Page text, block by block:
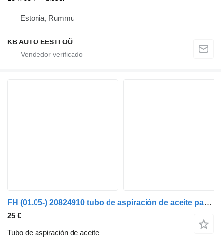
Estonia, Rummu
KB AUTO EESTI OÜ
FH (01.05-) 20824910 tubo de aspiración de aceite para Volvo FH12, FH16, NH12, FH, VNL780 (1993-2014) cabeza tractora
25 €
Tubo de aspiración de aceite